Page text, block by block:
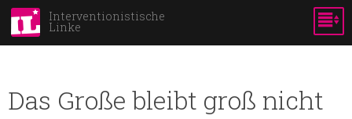
Skip to
content
Interventionistische
Linke
Das Große bleibt groß nicht